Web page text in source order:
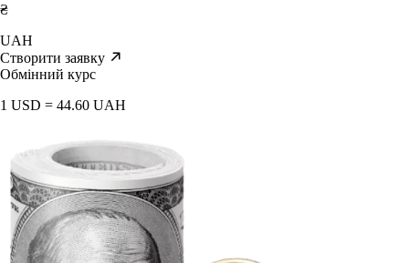
₴
UAH
Створити заявку
Обмінний курс
1 USD = 44.60 UAH